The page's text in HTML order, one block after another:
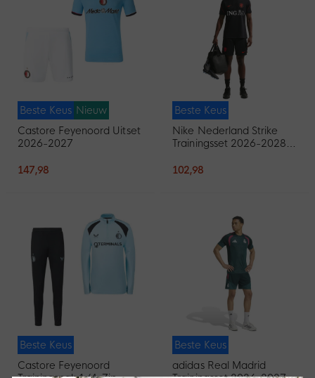
Beste Keus Nieuw
Castore Feyenoord Uitset
2026-2027
147,98
Beste Keus
Nike Nederland Strike
Trainingsset 2026-2028
102,98
Beste Keus
Castore Feyenoord
Beste Keus
adidas Real Madrid